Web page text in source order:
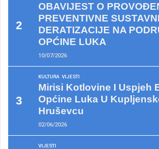
OBAVIJEST O
PREVENTIVNE
DERATIZACIJE NA
OPĆINE LUKA
10/07/2026
KULTURA VIJESTI
Mirisi Kotlovine I Uspjeh
Općine Luka U
Hruševcu
02/06/2026
VIJESTI